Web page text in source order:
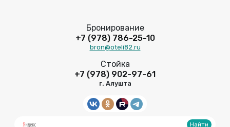
Бронирование
+7 (978) 786-25-10
bron@oteli82.ru
Стойка
+7 (978) 902-97-61
г. Алушта